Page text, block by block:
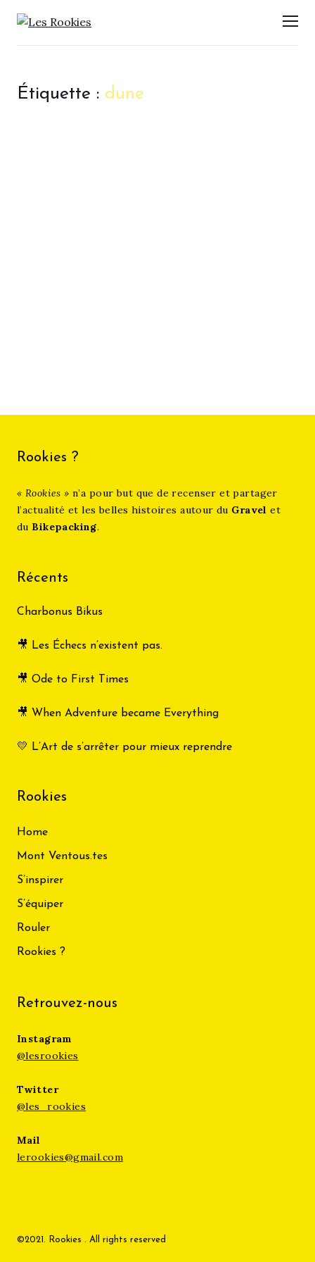
LES ROOKIES
Étiquette : dune
Rookies ?
« Rookies »n’a pour but que de recenser et partager
l’actualité et les belles histoires autour du Gravel et
du Bikepacking.
Récents
Charbonus Bikus
🎥 Les Échecs n’existent pas.
🎥 Ode to First Times
🎥 When Adventure became Everything
💛 L’Art de s’arrêter pour mieux reprendre
Rookies
Home
Mont Ventous.tes
S’inspirer
S’équiper
Rouler
Rookies ?
Retrouvez-nous
Instagram
@lesrookies
Twitter
@les_rookies
Mail
lerookies@gmail.com
©2021. Rookies . All rights reserved